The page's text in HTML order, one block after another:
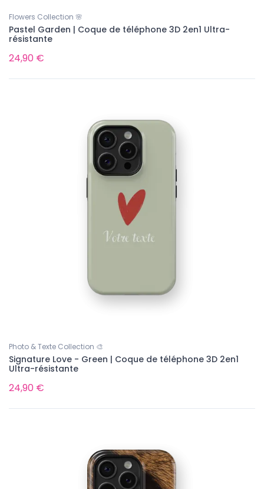
Flowers Collection 🌸
Pastel Garden | Coque de téléphone 3D 2en1 Ultra-
résistante
24,90 €
Photo & Texte Collection 🎨
Signature Love - Green | Coque de téléphone 3D 2en1
Ultra-résistante
24,90 €